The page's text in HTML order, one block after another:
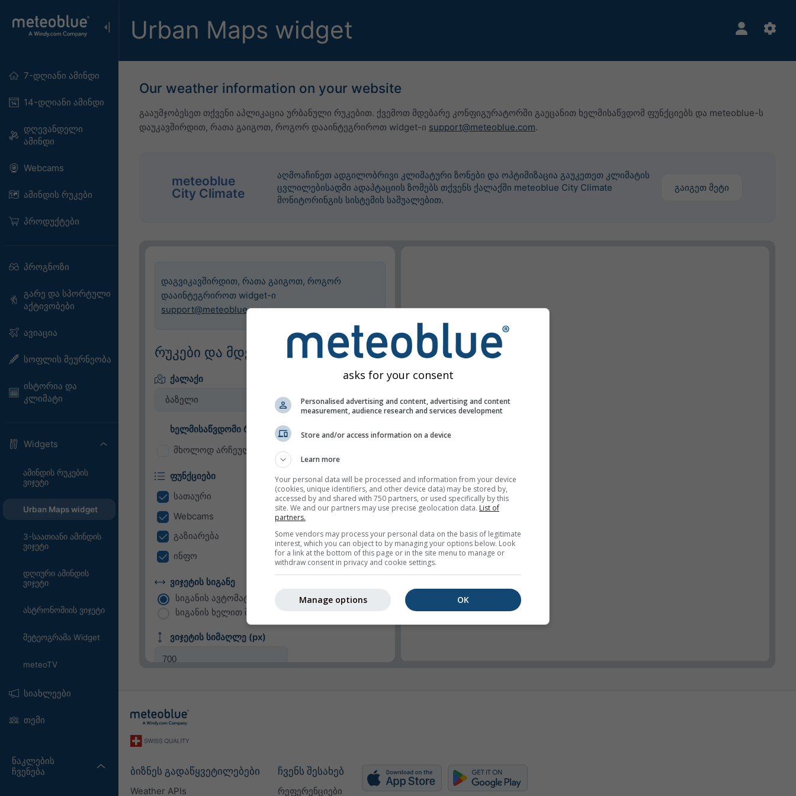
7-დღიანი ამინდი
14-დღიანი ამინდი
დღევანდელი
ამინდი
Webcams
ამინდის რუკები
პროდუქტები
პროგნოზი
გარე და სპორტული
აქტივობები
ავიაცია
სოფლის მეურნეობა
ისტორია და
კლიმატი
Widgets
ამინდის რუკების
ვიჯეტი
Urban Maps widget
3-საათიანი ამინდის
ვიჯეტი
დღიური ამინდის
ვიჯეტი
ასტრონომიის ვიჯეტი
მეტეოგრამა Widget
meteoTV
სიახლეები
თემი
ნაკლების
ჩვენება
Urban Maps widget
Our weather information on your website
გააუმჯობესეთ თქვენი აპლიკაცია ურბანული რუკებით. ქვემოთ მდებარე კონფიგურატორში გაეცანით ხელმისაწვდომ ფუნქციებს და meteoblue-ს
დაუკავშირდით, რათა გაიგოთ, როგორ დააინტეგრიროთ widget-ი support@meteoblue.com.
meteoblue
City Climate
აღმოაჩინეთ ადგილობრივი კლიმატური ზონები და ოპტიმიზაცია გაუკეთეთ კლიმატის
ცვლილებისადმი ადაპტაციის ზომებს თქვენს ქალაქში meteoblue City Climate
მონიტორინგის სისტემის საშუალებით.
გაიგეთ მეტი
დაგვიკავშირდით, რათა გაიგოთ, როგორ
დააინტეგრიროთ widget-ი
support@meteoblue.com.
რუკები და მდებარეობა
ქალაქი
ბაზელი
ხელმისაწვდომი რუკები
მხოლოდ არჩეული რუკების ჩვენება
ფუნქციები
სათაური
Webcams
გაზიარება
ინფო
ვიჯეტის სიგანე
სიგანის ავტომატური მორგება
სიგანის ხელით შერჩევა (px)
ვიჯეტის სიმაღლე (px)
ბიზნეს გადაწყვეტილებები
Weather APIs
ჩვენს შესახებ
რეფერენციები
asks for your consent
Personalised advertising and content, advertising and content
measurement, audience research and services development
Store and/or access information on a device
Learn more
Your personal data will be processed and information from your device
(cookies, unique identifiers, and other device data) may be stored by,
accessed by and shared with 750 partners, or used specifically by this
site. We and our partners may use precise geolocation data. List of
partners.
Some vendors may process your personal data on the basis of legitimate
interest, which you can object to by managing your options below. Look
for a link at the bottom of this page or in the site menu to manage or
withdraw consent in privacy and cookie settings.
OK
Manage options